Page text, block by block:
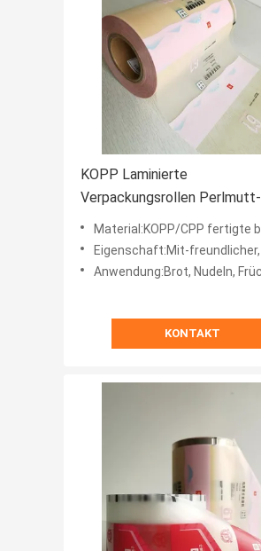
KOPP Laminierte
Verpackungsrollen Perlmutt-
Thermalkaschierung
Material:KOPP/CPP fertigte
Eigenschaft:Mit-freundlicher, feuchtigkeitsfester, starker Kompressions-Widerstand,
Anwendung:Brot, Nudeln, Früchte, Nahrung für Haustiere, Imbisse, Süßigkeit,
KONTAKT